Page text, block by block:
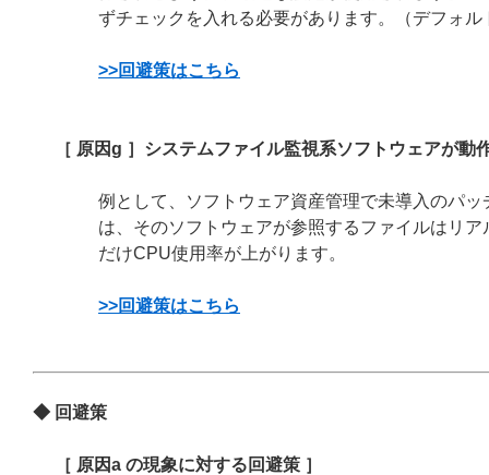
ずチェックを入れる必要があります。（デフォ
>>回避策はこちら
［ 原因g ］システムファイル監視系ソフトウェアが動
例として、ソフトウェア資産管理で未導入のパ
は、そのソフトウェアが参照するファイルはリ
だけCPU使用率が上がります。
>>回避策はこちら
◆ 回避策
［ 原因a の現象に対する回避策 ］